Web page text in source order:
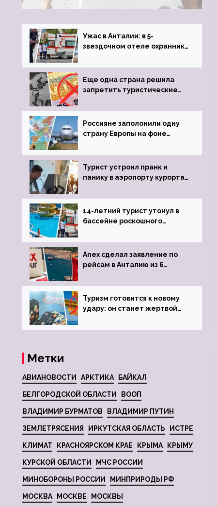
обзавестись молодыми любовниками
Ужас в Анталии: в 5-
звездочном отеле охранник
пистолета
Еще одна страна решила
запретить туристические
Россияне заполонили одну
страну Европы на фоне
виз
Турист устроил пранк и
панику в аэропорту курорта,
задержке рейса
14-летний турист утонул в
бассейне роскошного
Anex сделал заявление по
рейсам в Анталию из 6
Туризм готовится к новому
удару: он станет жертвой
Метки
АВИАНОВОСТИ АРКТИКА БАЙКАЛ
БЕЛГОРОДСКОЙ ОБЛАСТИ ВООП
ВЛАДИМИР БУРМАТОВ ВЛАДИМИР ПУТИН
ЗЕМЛЕТРЯСЕНИЯ ИРКУТСКАЯ ОБЛАСТЬ ИСТРЕ
КЛИМАТ КРАСНОЯРСКОМ КРАЕ КРЫМА КРЫМУ
КУРСКОЙ ОБЛАСТИ МЧС РОССИИ
МИНОБОРОНЫ РОССИИ МИНПРИРОДЫ РФ
МОСКВА МОСКВЕ МОСКВЫ